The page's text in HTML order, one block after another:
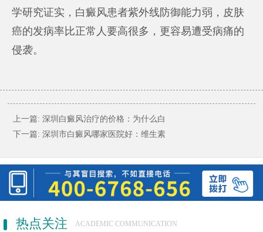
学研究证实，白癜风患者紫外线防御能力弱，皮肤
癌的发病率比正常人要高很多，更容易遭受病痛的
侵袭。
上一篇: 深圳白癜风治疗的价格：为什么白
下一篇: 深圳市白癜风哪家医院好：维生素
热点关注 ACADEMIC COMMUNICATION